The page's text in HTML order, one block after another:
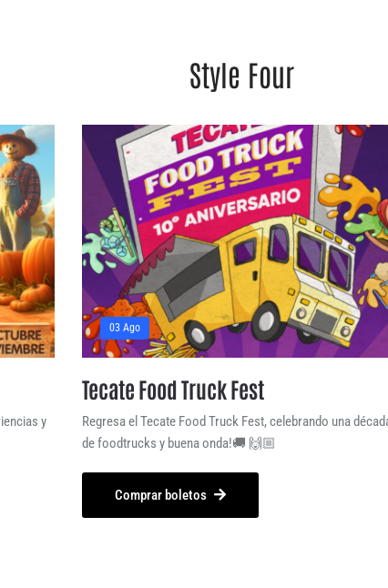
Style Four
y
03 Ago
Tecate Food Truck Fest
Regresa el Tecate Food Truck Fest, celebrando una
de foodtrucks y buena onda!🚚 🙌🏼
Comprar boletos